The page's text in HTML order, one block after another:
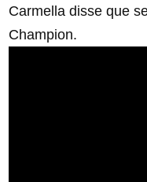
Carmella disse que
Champion.